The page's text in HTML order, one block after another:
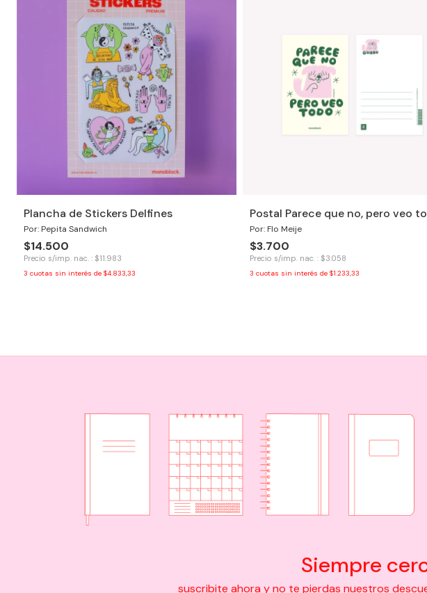
Plancha de Stickers Delfines
Por: Pepita Sandwich
$14.500
Precio s/imp. nac. : $11.983
3 cuotas sin interés de $4.833,33
Postal Parece que no, pero veo
Por: Flo Meije
$3.700
Precio s/imp. nac. : $3.058
3 cuotas sin interés de $1.233,33
Siempre
suscribite ahora y no te pierdas nuestros